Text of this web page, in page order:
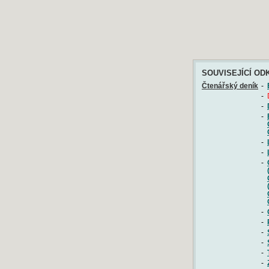
SOUVISEJÍCÍ
Čtenářský deník -
-
-
-
-
-
-
-
-
-
-
-
-